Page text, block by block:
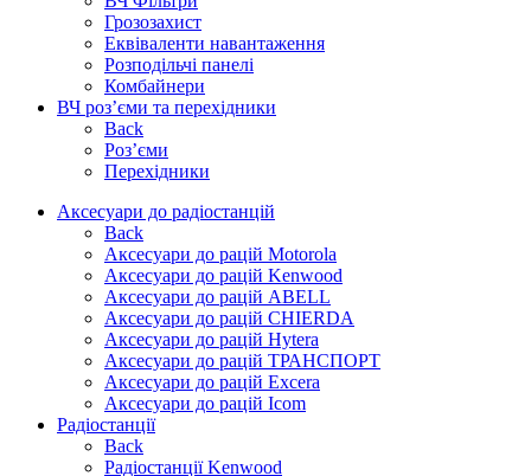
Грозозахист
Еквіваленти навантаження
Розподільчі панелі
Комбайнери
ВЧ роз’єми та перехідники
Back
Роз’єми
Перехідники
Аксесуари до радіостанцій
Back
Аксесуари до рацій Motorola
Аксесуари до рацій Kenwood
Аксесуари до рацій ABELL
Аксесуари до рацій CHIERDA
Аксесуари до рацій Hytera
Аксесуари до рацій ТРАНСПОРТ
Аксесуари до рацій Excera
Аксесуари до рацій Icom
Радіостанції
Back
Радіостанції Kenwood